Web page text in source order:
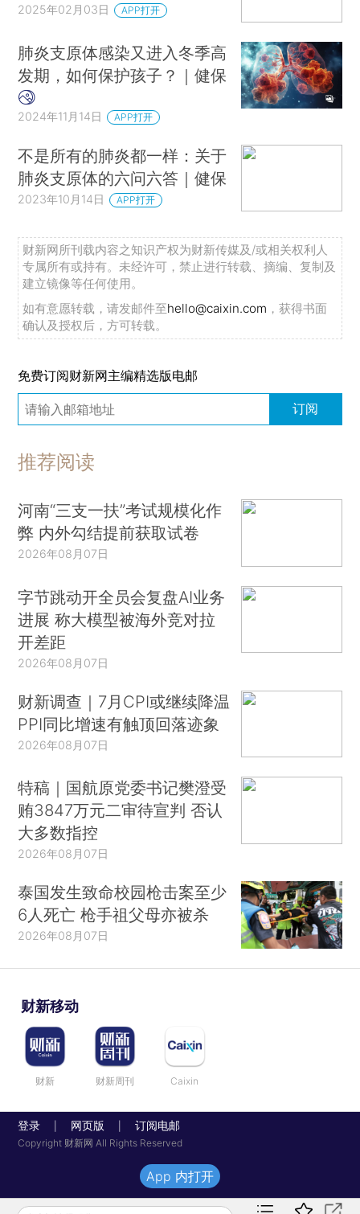
2025年02月03日 APP打开
肺炎支原体感染又进入冬季高
发期，如何保护孩子？｜健保
2024年11月14日 APP打开
不是所有的肺炎都一样：关于
肺炎支原体的六问六答｜健保
2023年10月14日 APP打开
财新网所刊载内容之知识产权为财新传媒及/或相关权利人
专属所有或持有。未经许可，禁止进行转载、摘编、复制及
建立镜像等任何使用。
如有意愿转载，请发邮件至hello@caixin.com ，获得书面
确认及授权后，方可转载。
免费订阅财新网主编精选版电邮
订阅
推荐阅读
河南“三支一扶”考试规模化作
弊 内外勾结提前获取试卷
2026年08月07日
字节跳动开全员会复盘AI业务
进展 称大模型被海外竞对拉
开差距
2026年08月07日
财新调查｜7月CPI或继续降温
PPI同比增速有触顶回落迹象
2026年08月07日
特稿｜国航原党委书记樊澄受
贿3847万元二审待宣判 否认
大多数指控
2026年08月07日
泰国发生致命校园枪击案至少
6人死亡 枪手祖父母亦被杀
2026年08月07日
财新移动
财新 财新周刊 Caixin
登录 网页版 订阅电邮
Copyright 财新网 All Rights Reserved
App 内打开